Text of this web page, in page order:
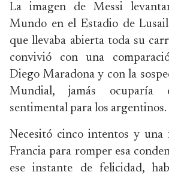
La imagen de Messi
Mundo en el Estadio de
que llevaba abierta toda su
convivió con una
Diego Maradona y con la
Mundial, jamás
sentimental para los argentinos.
Necesitó cinco intentos y una
Francia para romper esa
ese instante de felicidad,